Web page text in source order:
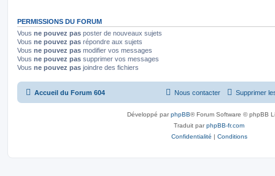
PERMISSIONS DU FORUM
Vous ne pouvez pas poster de nouveaux sujets
Vous ne pouvez pas répondre aux sujets
Vous ne pouvez pas modifier vos messages
Vous ne pouvez pas supprimer vos messages
Vous ne pouvez pas joindre des fichiers
Accueil du Forum 604 Supprimer
Nous contacter
Développé parphpBB® Forum Software © phpBB
Traduit parphpBB-fr.com
Confidentialité | Conditions